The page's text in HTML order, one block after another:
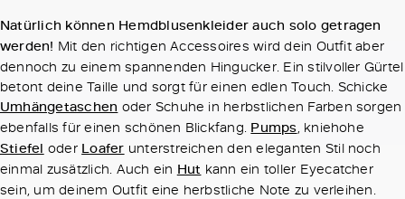
Natürlich können Hemdblusenkleider auch solo getragen
werden! Mit den richtigen Accessoires wird dein Outfit aber
dennoch zu einem spannenden Hingucker. Ein stilvoller Gürtel
betont deine Taille und sorgt für einen edlen Touch. Schicke
Umhängetaschen oder Schuhe in herbstlichen Farben sorgen
ebenfalls für einen schönen Blickfang. Pumps , kniehohe
Stiefel oder Loafer unterstreichen den eleganten Stil noch
einmal zusätzlich. Auch ein Hut kann ein toller Eyecatcher
sein, um deinem Outfit eine herbstliche Note zu verleihen.